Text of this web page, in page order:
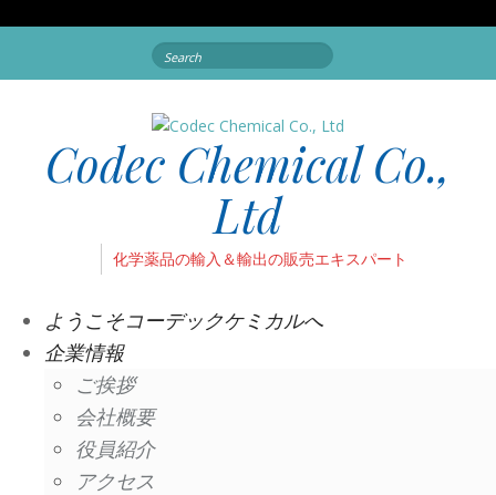
Codec Chemical Co.,
Ltd
化学薬品の輸入＆輸出の販売エキスパート
ようこそコーデックケミカルへ
企業情報
ご挨拶
会社概要
役員紹介
アクセス